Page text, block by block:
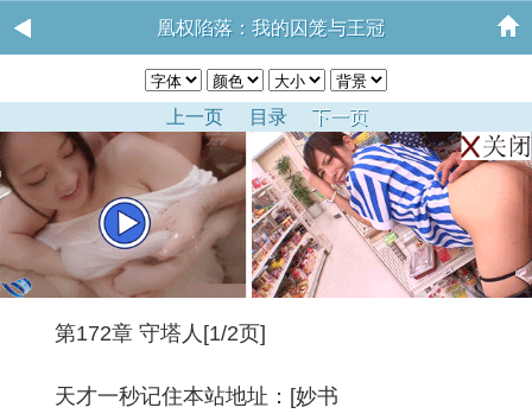
凰权陷落：我的囚笼与王冠
上一页 目录 下一页
第172章 守塔人[1/2页]
天才一秒记住本站地址：[妙书